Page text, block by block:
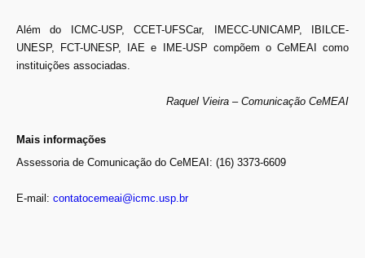
Além do ICMC-USP, CCET-UFSCar, IMECC-UNICAMP, IBILCE-
UNESP, FCT-UNESP, IAE e IME-USP compõem o CeMEAI como
instituições associadas.
Raquel Vieira – Comunicação CeMEAI
Mais informações
Assessoria de Comunicação do CeMEAI: (16) 3373-6609
E-mail: contatocemeai@icmc.usp.br